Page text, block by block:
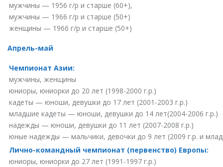
мужчины — 1956 г/р и старше (60+),
мужчины — 1966 г/р и старше (50+)
женщины — 1966 г/р и старше (50+)
Апрель-май
Чемпионат Азии:
мужчины, женщины
юниоры, юниорки до 20 лет (1998-2000 г.р.)
кадеты — юноши, девушки до 17 лет (2001-2003 г.р.)
младшие кадеты — юноши, девушки до 14 лет(2004-2006 г.р.)
надежды — юноши, девушки до 11 лет (2007-2008 г.р.)
юные надежды — мальчики, девочки до 9 лет (2009 г.р. и
Лично-командный чемпионат (первенство) Европы:
юниоры, юниорки до 27 лет (1991-1997 г.р.)